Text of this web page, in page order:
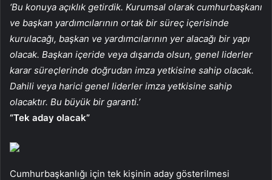
‘Bu konuya açıklık getirdik. Kurumsal olarak cumhurbaşkanı
ve başkan yardımcılarının ortak bir süreç içerisinde
kurulacağı, başkan ve yardımcılarının yer alacağı bir yapı
olacak. Başkan içeride veya dışarıda olsun, genel liderler
karar süreçlerinde doğrudan imza yetkisine sahip olacak.
Dahili veya harici genel liderler imza yetkisine sahip
olacaktır. Bu büyük bir garanti.’
“Tek aday olacak”
Cumhurbaşkanlığı için tek kişinin aday gösterilmesi